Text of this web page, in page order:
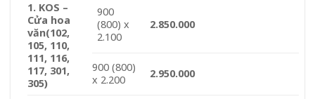
1. KOS –
Cửa hoa
văn(102,
105, 110,
111, 116,
117, 301,
305)
900
(800) x
2.100
2.850.000
900 (800)
x 2.200
2.950.000